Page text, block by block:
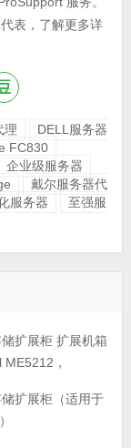
表，了解更多详
理
DELL服务器
FC830
企业级服务器
戴尔服务器代
服务器
至强服
扩展柜 扩展机箱
ME5212，
扩展柜（适用于